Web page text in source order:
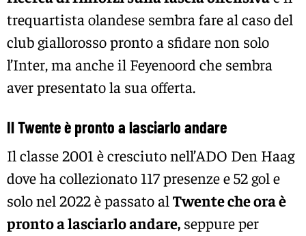
trequartista olandese sembra fare al caso del
club giallorosso pronto a sfidare non solo
l’Inter, ma anche il Feyenoord che sembra
aver presentato la sua offerta.
Il Twente è pronto a lasciarlo andare
Il classe 2001 è cresciuto nell’ADO Den Haag
dove ha collezionato 117 presenze e 52 gol e
solo nel 2022 è passato al Twente che ora è
pronto a lasciarlo andare, seppure per